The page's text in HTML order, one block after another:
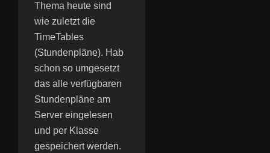
Thema heute sind
wie zuletzt die
TimeTables
(Stundenpläne). Hab
schon so umgesetzt
das alle verfügbaren
Stundenpläne am
Server eingelesen
und per Klasse
gespeichert werden.